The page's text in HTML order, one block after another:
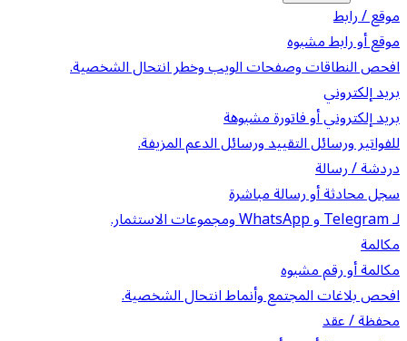
موقع / رابط
موقع أو رابط مشبوه
افحص النطاقات وصفحات الويب وخطر انتحال الشخصية.
بريد إلكتروني
بريد إلكتروني أو فاتورة مشبوهة
للفواتير ورسائل التقييد ورسائل الدعم المزيفة.
دردشة / رسالة
سجل محادثة أو رسالة مباشرة
لـ Telegram و WhatsApp ومجموعات الاستثمار.
مكالمة
مكالمة أو رقم مشبوه
افحص بلاغات المجتمع وأنماط انتحال الشخصية.
محفظة / عقد